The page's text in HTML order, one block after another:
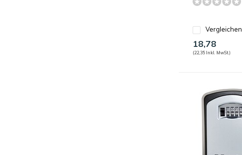
Vergleichen
18,78
(22,35 Inkl. MwSt.)